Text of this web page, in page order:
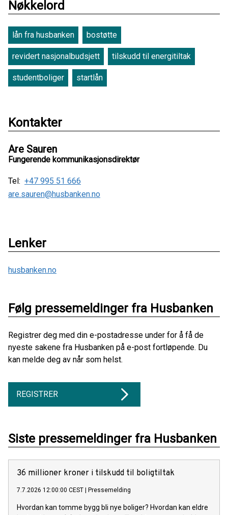
Nøkkelord
lån fra husbanken bostøtte
revidert nasjonalbudsjett tilskudd til energitiltak
studentboliger startlån
Kontakter
Are Sauren
Fungerende kommunikasjonsdirektør
Tel: +47 995 51 666
are.sauren@husbanken.no
Lenker
husbanken.no
Følg pressemeldinger fra Husbanken
Registrer deg med din e-postadresse under for å få de
nyeste sakene fra Husbanken på e-post fortløpende. Du
kan melde deg av når som helst.
REGISTRER
Siste pressemeldinger fra Husbanken
36 millioner kroner i tilskudd til boligtiltak
7.7.2026 12:00:00 CEST Pressemelding
Hvordan kan tomme bygg bli nye boliger? Hvordan kan eldre